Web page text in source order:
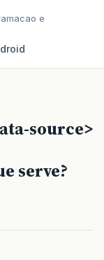
e
source>
serve?